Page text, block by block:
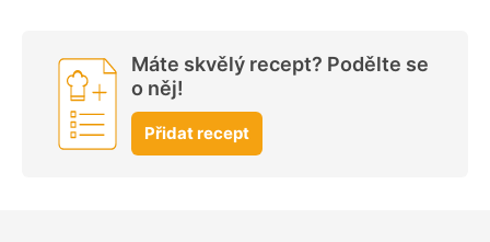
Máte skvělý recept? Podělte se
o něj!
Přidat recept